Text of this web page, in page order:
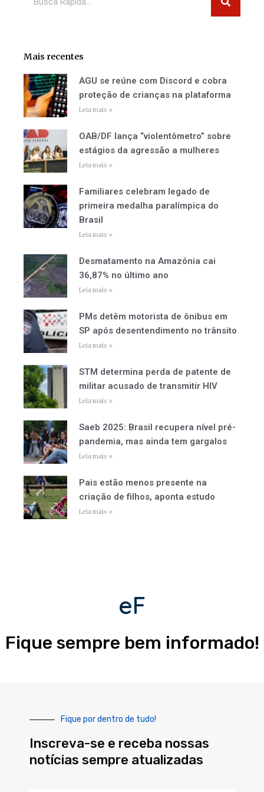
Mais recentes
AGU se reúne com Discord e cobra
proteção de crianças na plataforma
Leia mais »
OAB/DF lança “violentômetro” sobre
estágios da agressão a mulheres
Leia mais »
Familiares celebram legado de
primeira medalha paralímpica do
Brasil
Leia mais »
Desmatamento na Amazônia cai
36,87% no último ano
Leia mais »
PMs detêm motorista de ônibus em
SP após desentendimento no trânsito
Leia mais »
STM determina perda de patente de
militar acusado de transmitir HIV
Leia mais »
Saeb 2025: Brasil recupera nível pré-
pandemia, mas ainda tem gargalos
Leia mais »
Pais estão menos presente na
criação de filhos, aponta estudo
Leia mais »
eF
Fique sempre bem informado!
Fique por dentro de tudo!
Inscreva-se e receba nossas
notícias sempre atualizadas